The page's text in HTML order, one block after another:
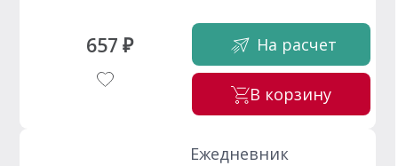
657 ₽ На расчет
В корзину
Ежедневник